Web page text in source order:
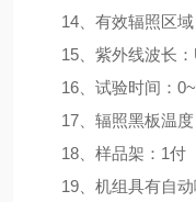
14、有效辐照区
15、紫外线波长
16、试验时间：
17、辐照黑板温
18、样品架：1付
19、机组具有自